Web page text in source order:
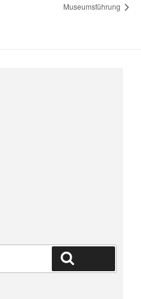
Museumsführung